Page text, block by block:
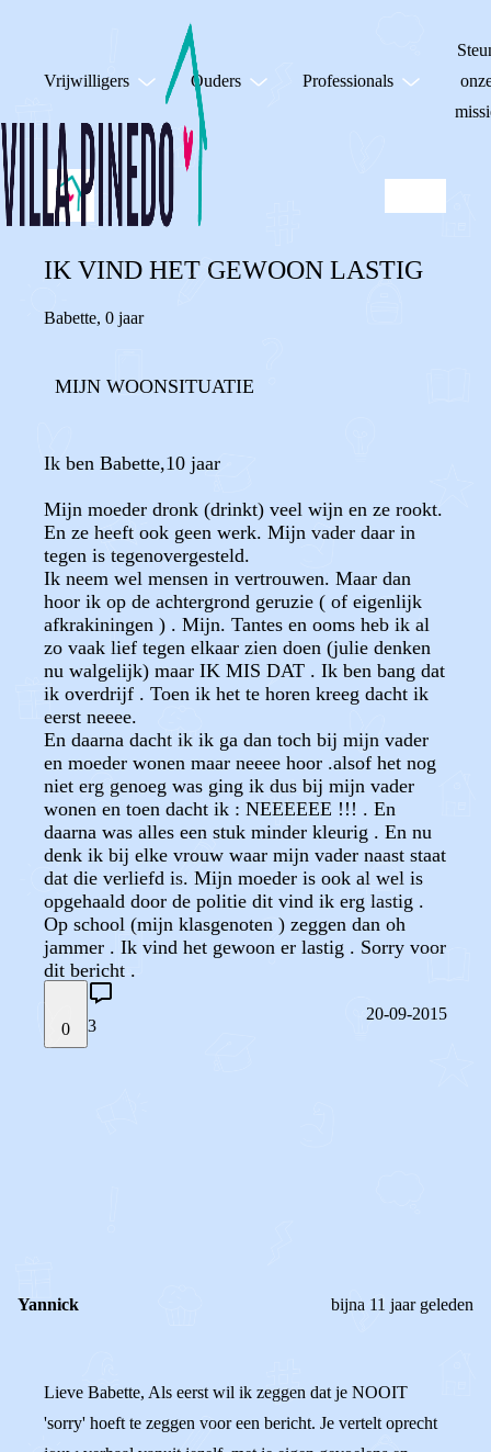
Vrijwilligers Ouders Professionals
IK VIND HET GEWOON LASTIG
Babette, 0 jaar
MIJN WOONSITUATIE
Ik ben Babette,10 jaar
Mijn moeder dronk (drinkt) veel wijn en ze rookt.
En ze heeft ook geen werk. Mijn vader daar in
tegen is tegenovergesteld.
Ik neem wel mensen in vertrouwen. Maar dan
hoor ik op de achtergrond geruzie ( of eigenlijk
afkrakiningen ) . Mijn. Tantes en ooms heb ik al
zo vaak lief tegen elkaar zien doen (julie denken
nu walgelijk) maar IK MIS DAT . Ik ben bang dat
ik overdrijf . Toen ik het te horen kreeg dacht ik
eerst neeee.
En daarna dacht ik ik ga dan toch bij mijn vader
en moeder wonen maar neeee hoor .alsof het nog
niet erg genoeg was ging ik dus bij mijn vader
wonen en toen dacht ik : NEEEEEE !!! . En
daarna was alles een stuk minder kleurig . En nu
denk ik bij elke vrouw waar mijn vader naast staat
dat die verliefd is. Mijn moeder is ook al wel is
opgehaald door de politie dit vind ik erg lastig .
Op school (mijn klasgenoten ) zeggen dan oh
jammer . Ik vind het gewoon er lastig . Sorry voor
dit bericht .
0 3
20-09-2015
Yannick bijna 11 jaar geleden
Lieve Babette, Als eerst wil ik zeggen dat je NOOIT
'sorry' hoeft te zeggen voor een bericht. Je vertelt oprecht